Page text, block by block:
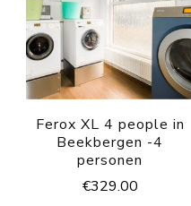
Ferox XL 4 people in
Beekbergen -4
personen
€329.00